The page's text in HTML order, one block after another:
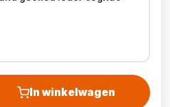
In winkelwagen